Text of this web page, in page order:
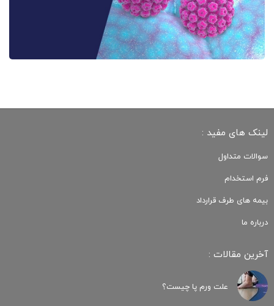
لینک های مفید :
سوالات متداول
فرم استخدام
بیمه های طرف قرارداد
درباره ما
آخرین مقالات :
علت ورم پا چیست؟